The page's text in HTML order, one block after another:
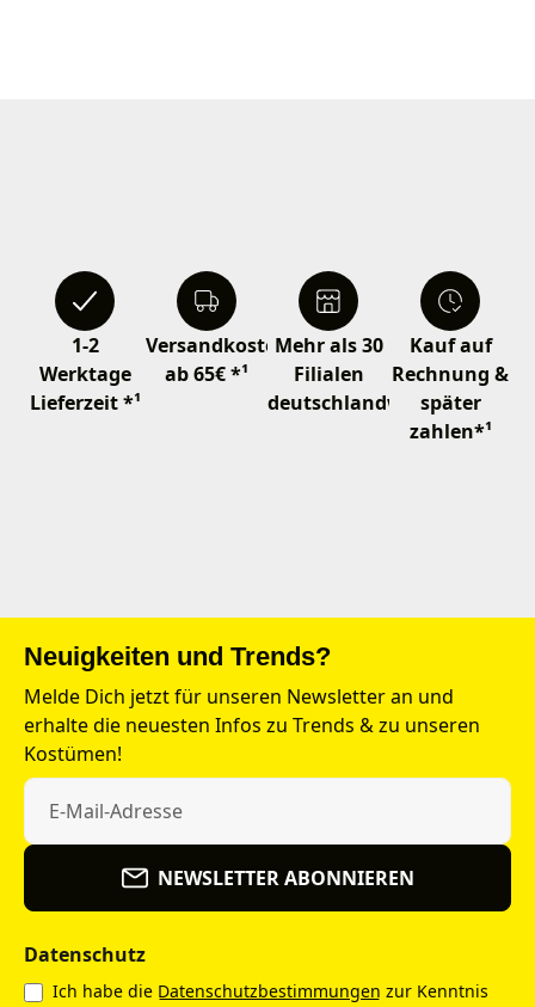
1-2
Werktage
Lieferzeit *¹
Versandkostenfrei
ab 65€ *¹
Mehr als 30
Filialen
deutschlandweit
Kauf auf
Rechnung &
später
zahlen*¹
Neuigkeiten und Trends?
Melde Dich jetzt für unseren Newsletter an und
erhalte die neuesten Infos zu Trends & zu unseren
Kostümen!
NEWSLETTER ABONNIEREN
Datenschutz
Ich habe die Datenschutzbestimmungen zur Kenntnis